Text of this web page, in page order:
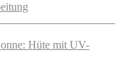
Hüte mit UV-